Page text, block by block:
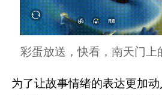
彩蛋放送，快看，南天门上
为了让故事情绪的表达更加